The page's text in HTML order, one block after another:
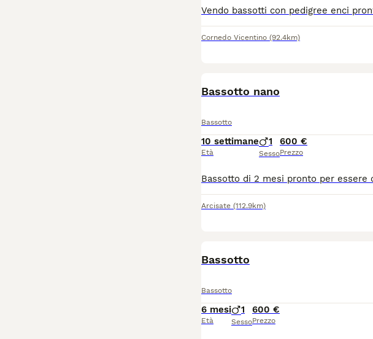
Cornedo Vicentino (92.4km)
Bassotto nano
Bassotto
10 settimane
Età
1
Sesso
600 €
Prezzo
Arcisate (112.9km)
Bassotto
Bassotto
6 mesi
Età
1
Sesso
600 €
Prezzo